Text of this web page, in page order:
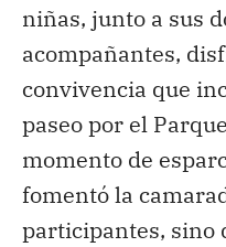
niñas, junto a sus
acompañantes,
convivencia que
paseo por el
momento de
fomentó la
participantes, sino